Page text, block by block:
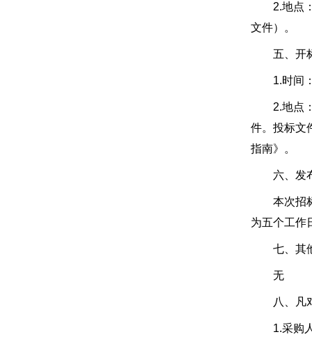
2.地点：
文件）。
五、开标
1.时间：
2.地点：
件。投标文
指南》。
六、发布
本次招标
为五个工作
七、其
无
八、凡对
1.采购